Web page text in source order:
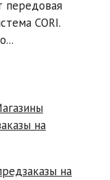
передовая
CORI.
на